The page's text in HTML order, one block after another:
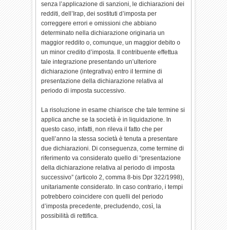
senza l’applicazione di sanzioni, le dichiarazioni dei
redditi, dell’Irap, dei sostituti d’imposta per
correggere errori e omissioni che abbiano
determinato nella dichiarazione originaria un
maggior reddito o, comunque, un maggior debito o
un minor credito d’imposta. Il contribuente effettua
tale integrazione presentando un’ulteriore
dichiarazione (integrativa) entro il termine di
presentazione della dichiarazione relativa al
periodo di imposta successivo.
La risoluzione in esame chiarisce che tale termine si
applica anche se la società è in liquidazione. In
questo caso, infatti, non rileva il fatto che per
quell’anno la stessa società è tenuta a presentare
due dichiarazioni. Di conseguenza, come termine di
riferimento va considerato quello di “presentazione
della dichiarazione relativa al periodo di imposta
successivo” (articolo 2, comma 8-bis Dpr 322/1998),
unitariamente considerato. In caso contrario, i tempi
potrebbero coincidere con quelli del periodo
d’imposta precedente, precludendo, così, la
possibilità di rettifica.